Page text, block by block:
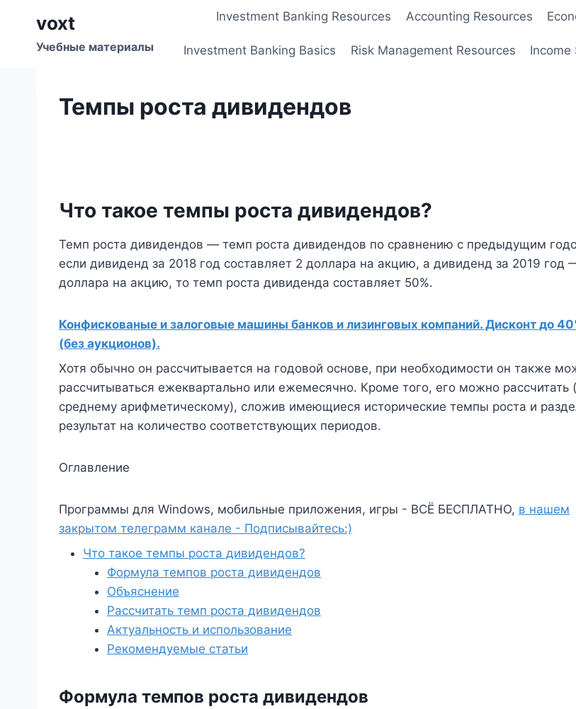
содержимому
voxt
Учебные материалы
Investment Banking Resources Accounting Resources
Investment Banking Basics Risk Management Resources Income
Темпы роста дивидендов
Что такое темпы роста дивидендов?
Темп роста дивидендов — темп роста дивидендов по сравнению с предыдущим
если дивиденд за 2018 год составляет 2 доллара на акцию, а дивиденд за 2019 год
доллара на акцию, то темп роста дивиденда составляет 50%.
Конфискованые и залоговые машины банков и лизинговых компаний. Дисконт до
(без аукционов).
Хотя обычно он рассчитывается на годовой основе, при необходимости он также
рассчитываться ежеквартально или ежемесячно. Кроме того, его можно рассчитать
среднему арифметическому), сложив имеющиеся исторические темпы роста и
результат на количество соответствующих периодов.
Оглавление
Программы для Windows, мобильные приложения, игры - ВСЁ БЕСПЛАТНО, в нашем
закрытом телеграмм канале - Подписывайтесь:)
Что такое темпы роста дивидендов?
Формула темпов роста дивидендов
Объяснение
Рассчитать темп роста дивидендов
Актуальность и использование
Рекомендуемые статьи
Формула темпов роста дивидендов